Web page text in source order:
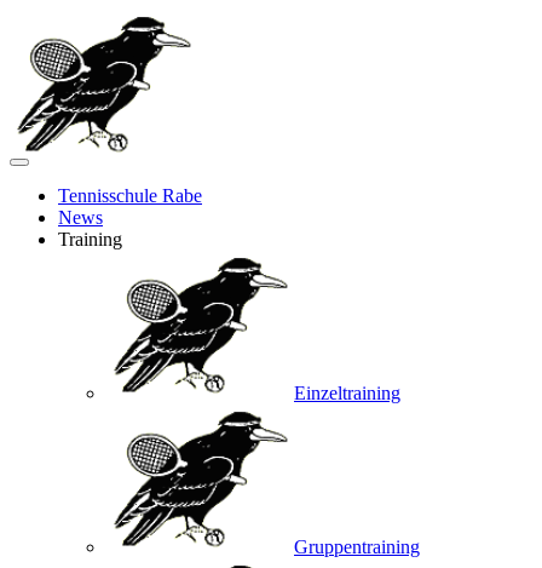
Tennisschule Rabe
News
Training
Einzeltraining
Gruppentraining